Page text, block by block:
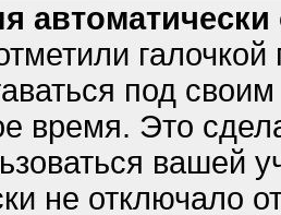
автоматически
галочкой
под
время. Это
вашей
не отключало